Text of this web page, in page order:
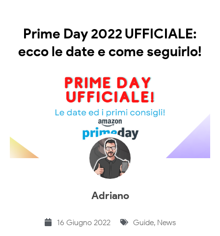
Prime Day 2022 UFFICIALE:
ecco le date e come seguirlo!
Adriano
16 Giugno 2022 Guide, News